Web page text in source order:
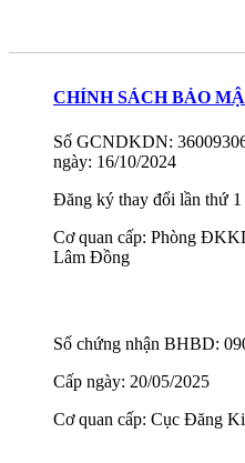
CHÍNH SÁCH BẢO
Số GCNDKDN:
ngày: 16/10/2024
Đăng ký thay đổi lần thứ 1
Cơ quan cấp: Phòng
Lâm Đồng
Số chứng nhận BHBD:
Cấp ngày: 20/05/2025
Cơ quan cấp: Cục Đăng